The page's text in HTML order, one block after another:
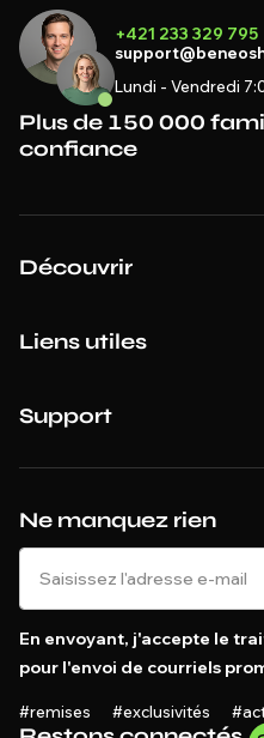
Ne manquez rien
En envoyant, j'accepte le
pour l'envoi de courriels
#remises #exclusivités
+421 233 329 795
Lundi - Vendredi
Plus de 150 000
confiance
Découvrir
Liens utiles
Support